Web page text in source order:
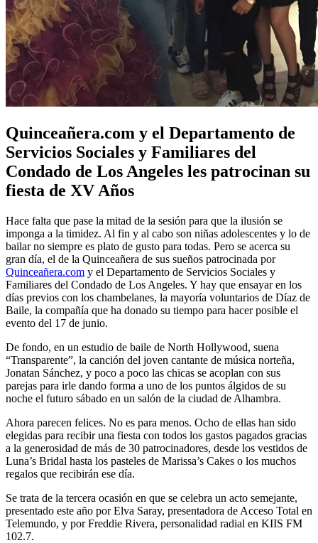
Quinceañera.com y el Departamento de
Servicios Sociales y Familiares del
Condado de Los Angeles les patrocinan su
fiesta de XV Años
Hace falta que pase la mitad de la sesión para que la ilusión se
imponga a la timidez. Al fin y al cabo son niñas adolescentes y lo de
bailar no siempre es plato de gusto para todas. Pero se acerca su
gran día, el de la Quinceañera de sus sueños patrocinada por
Quinceañera.com y el Departamento de Servicios Sociales y
Familiares del Condado de Los Angeles. Y hay que ensayar en los
días previos con los chambelanes, la mayoría voluntarios de Díaz de
Baile, la compañía que ha donado su tiempo para hacer posible el
evento del 17 de junio.
De fondo, en un estudio de baile de North Hollywood, suena
“Transparente”, la canción del joven cantante de música norteña,
Jonatan Sánchez, y poco a poco las chicas se acoplan con sus
parejas para irle dando forma a uno de los puntos álgidos de su
noche el futuro sábado en un salón de la ciudad de Alhambra.
Ahora parecen felices. No es para menos. Ocho de ellas han sido
elegidas para recibir una fiesta con todos los gastos pagados gracias
a la generosidad de más de 30 patrocinadores, desde los vestidos de
Luna’s Bridal hasta los pasteles de Marissa’s Cakes o los muchos
regalos que recibirán ese día.
Se trata de la tercera ocasión en que se celebra un acto semejante,
presentado este año por Elva Saray, presentadora de Acceso Total en
Telemundo, y por Freddie Rivera, personalidad radial en KIIS FM
102.7.